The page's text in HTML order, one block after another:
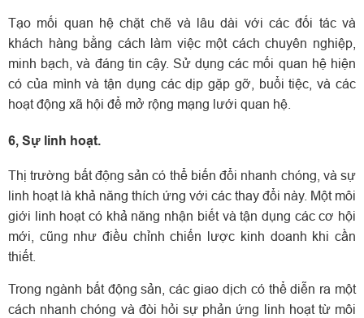
Tạo mối quan hệ chặt chẽ và lâu dài với các đối tác và
khách hàng bằng cách làm việc một cách chuyên nghiệp,
minh bạch, và đáng tin cậy. Sử dụng các mối quan hệ hiện
có của mình và tận dụng các dịp gặp gỡ, buổi tiệc, và các
hoạt động xã hội để mở rộng mạng lưới quan hệ.
6, Sự linh hoạt.
Thị trường bất động sản có thể biến đổi nhanh chóng, và sự
linh hoạt là khả năng thích ứng với các thay đổi này. Một môi
giới linh hoạt có khả năng nhận biết và tận dụng các cơ hội
mới, cũng như điều chỉnh chiến lược kinh doanh khi cần
thiết.
Trong ngành bất động sản, các giao dịch có thể diễn ra một
cách nhanh chóng và đòi hỏi sự phản ứng linh hoạt từ môi